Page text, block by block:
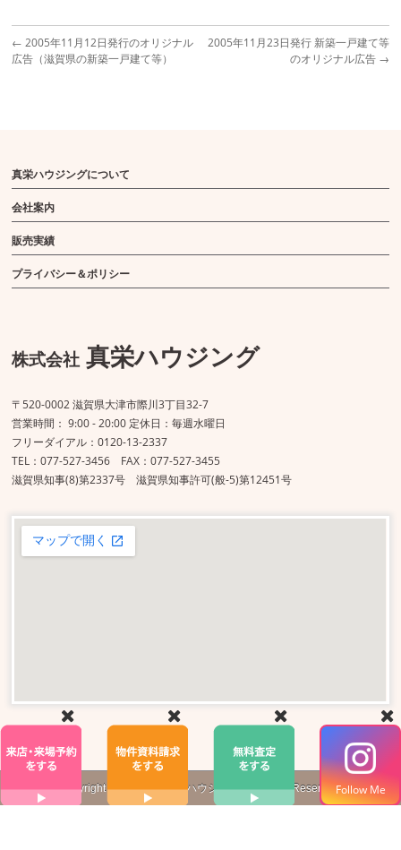
← 2005年11月12日発行のオリジナル
広告（滋賀県の新築一戸建て等）
2005年11月23日発行 新築一戸建て等
のオリジナル広告 →
真栄ハウジングについて
会社案内
販売実績
プライバシー＆ポリシー
株式会社 真栄ハウジング
〒520-0002 滋賀県大津市際川3丁目32-7
営業時間： 9:00 - 20:00 定休日：毎週水曜日
フリーダイアル：0120-13-2337
TEL：077-527-3456 FAX：077-527-3455
滋賀県知事(8)第2337号 滋賀県知事許可(般-5)第12451号
Copyright ©株式会社真栄ハウジングAll Rights Reserved.Follow Me